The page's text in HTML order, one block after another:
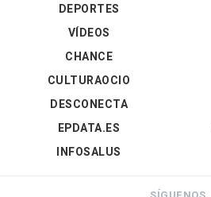
DEPORTES
VÍDEOS
CHANCE
CULTURAOCIO
DESCONECTA
EPDATA.ES
INFOSALUS